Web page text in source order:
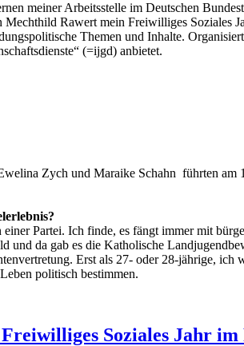
meiner Arbeitsstelle im Deutschen
Rawert mein Freiwilliges Soziales
Themen und Inhalte.
(=ijgd) anbietet.
Zych und Maraike Schahn führten
Partei. Ich finde, es fängt immer mit
und da gab es die Katholische
Erst als 27- oder 28-jährige, ich
politisch bestimmen.
Soziales Jahr im